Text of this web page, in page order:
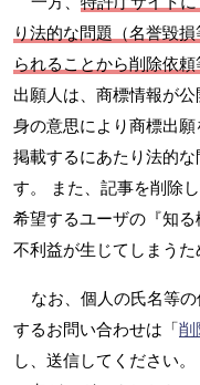
り法的な問題（名誉毀
られることから削除依
出願人は、商標情報が
身の意思により商標出
掲載するにあたり法的
す。 また、記事を削除
希望するユーザの『知
不利益が生じてしまうた
なお、個人の氏名等
するお問い合わせは「削
し、送信してください